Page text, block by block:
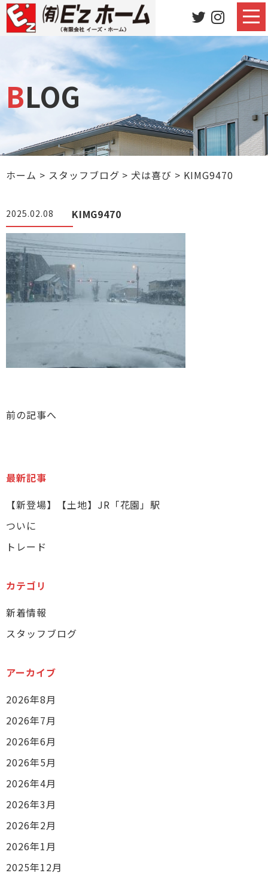
BLOG
ホーム > スタッフブログ >犬は喜び > KIMG9470
2025.02.08 KIMG9470
前の記事へ
最新記事
【新登場】【土地】JR「花園」駅
ついに
トレード
カテゴリ
新着情報
スタッフブログ
アーカイブ
2026年8月
2026年7月
2026年6月
2026年5月
2026年4月
2026年3月
2026年2月
2026年1月
2025年12月